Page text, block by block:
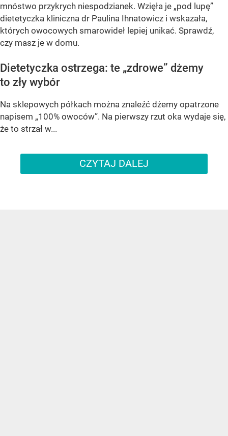
mnóstwo przykrych niespodzianek. Wzięła je „pod lupę”
dietetyczka kliniczna dr Paulina Ihnatowicz i wskazała,
których owocowych smarowideł lepiej unikać. Sprawdź,
czy masz je w domu.
Dietetyczka ostrzega: te „zdrowe” dżemy
to zły wybór
Na sklepowych półkach można znaleźć dżemy opatrzone
napisem „100% owoców”. Na pierwszy rzut oka wydaje się,
że to strzał w...
CZYTAJ DALEJ